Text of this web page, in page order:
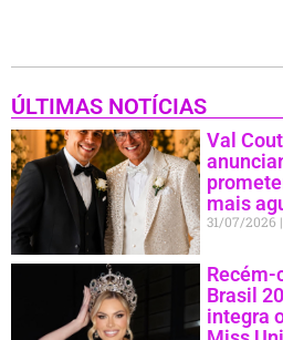
ÚLTIMAS NOTÍCIAS
Val
mais
31/07/2026
Recém-
Brasil
integra